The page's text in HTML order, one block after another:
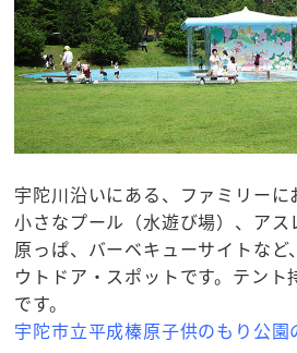
宇陀川沿いにある、ファミリーに
小さなプール（水遊び場）、ア
原っぱ、バーベキューサイトな
ウトドア・スポットです。テン
です。
宇陀市立平成榛原子供のもり公園